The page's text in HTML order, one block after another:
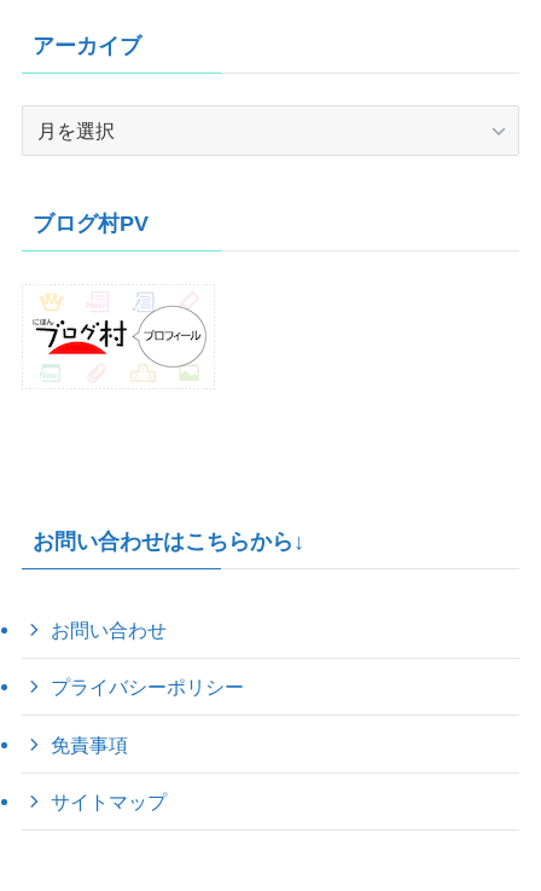
アーカイブ
ブ
ブログ村PV
お問い合わせはこちらから↓
お問い合わせ
プライバシーポリシー
免責事項
サイトマップ